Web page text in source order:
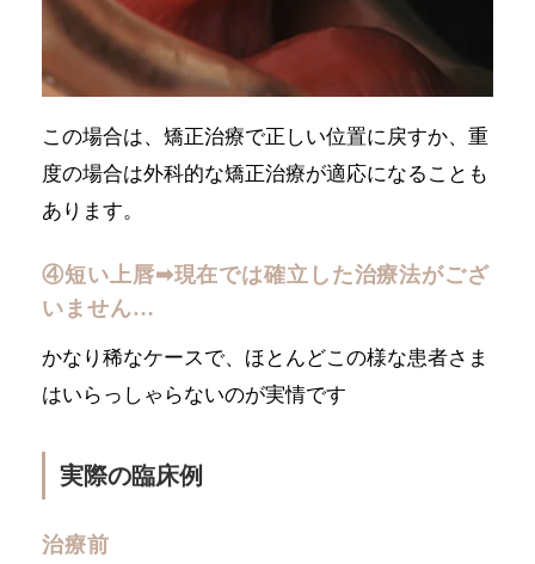
この場合は、矯正治療で正しい位置に戻すか、重
度の場合は外科的な矯正治療が適応になることも
あります。
④短い上唇➡︎現在では確立した治療法がござ
いません…
かなり稀なケースで、ほとんどこの様な患者さま
はいらっしゃらないのが実情です
実際の臨床例
治療前